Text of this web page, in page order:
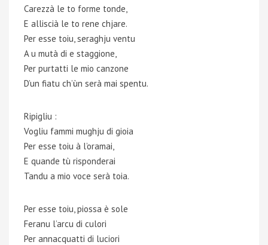
Carezzà le to forme tonde,
E alliscià le to rene chjare.
Per esse toiu, seraghju ventu
A u mutà di e staggione,
Per purtatti le mio canzone
D’un fiatu ch’ùn serà mai spentu.
Ripigliu :
Vogliu fammi mughju di gioia
Per esse toiu à l’oramai,
E quande tù risponderai
Tandu a mio voce serà toia.
Per esse toiu, piossa è sole
Feranu l’arcu di culori
Per annacquatti di luciori